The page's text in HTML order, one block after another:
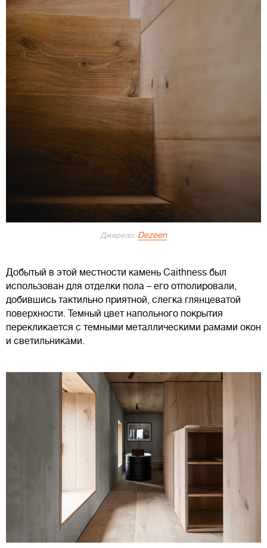
Джерело: Dezeen
Добытый в этой местности камень Caithness был
использован для отделки пола – его отполировали,
добившись тактильно приятной, слегка глянцеватой
поверхности. Темный цвет напольного покрытия
перекликается с темными металлическими рамами окон
и светильниками.